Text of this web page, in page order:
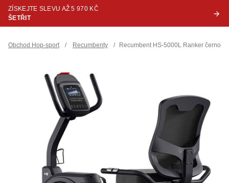
ZÍSKEJTE SLEVU AŽ 5 970 KČ
ŠETŘIT
Obchod Hop-sport / Recumbenty / Recumbent HS-5000L Ranker černo-